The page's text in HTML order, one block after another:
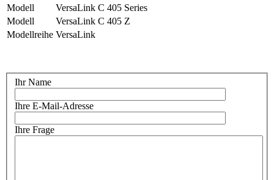
Modell
VersaLink C 405 Series
Modell
VersaLink C 405 Z
Modellreihe VersaLink
Ihr Name
Ihre E-Mail-Adresse
Ihre Frage